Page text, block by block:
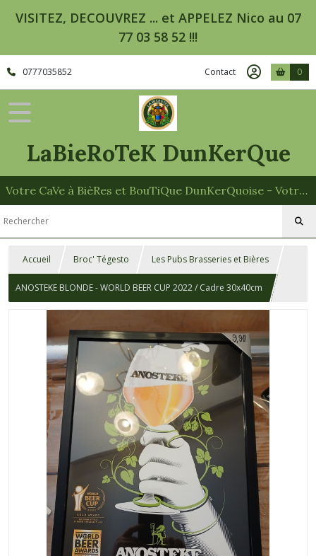
VISITEZ, DECOUVREZ ... et APPELEZ Nico au 07
77 03 58 52 !!!
0777035852 Contact 0
LaBieRoTeK DunKerQue
Votre CaVe à BièRes et BouTiQue DunKerQuoise - Votre Spécialiste des Paniers Garnis
Accueil Broc' Tégesto Les Pubs Brasseries et Bières
ANOSTEKE BLONDE - WORLD BEER CUP 2022 / Cadre 30x40cm